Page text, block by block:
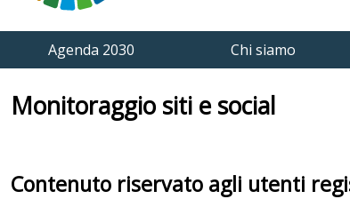
Agenda 2030 Chi siamo
Monitoraggio siti e social
Contenuto riservato agli utenti